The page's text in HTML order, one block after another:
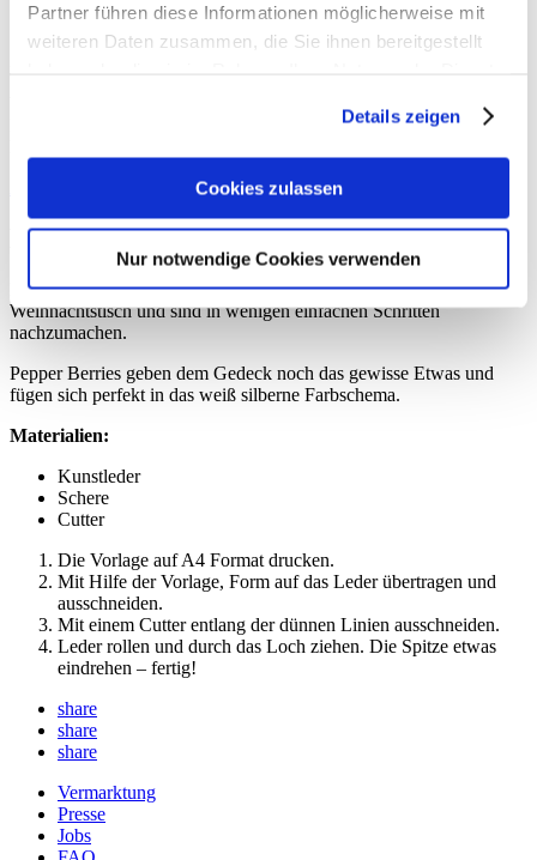
Partner führen diese Informationen möglicherweise mit
weiteren Daten zusammen, die Sie ihnen bereitgestellt
Details zeigen
Cookies zulassen
Nur notwendige Cookies verwenden
Ausgabe 01/2020
Verwendung von Cookies auf unserer Website zulassen. Weitere
Datenschutzerklärung. Alternativ
DIY »Serviettenringe aus Kunstleder«
Die Serviettenringe aus Kunstleder verschönern jeden
Weihnachtstisch und sind in wenigen einfachen Schritten
nachzumachen.
Pepper Berries geben dem Gedeck noch das gewisse Etwas und
fügen sich perfekt in das weiß silberne Farbschema.
Materialien:
Kunstleder
Schere
Cutter
Die Vorlage auf A4 Format drucken.
Mit Hilfe der Vorlage, Form auf das Leder übertragen und
ausschneiden.
Mit einem Cutter entlang der dünnen Linien ausschneiden.
Leder rollen und durch das Loch ziehen. Die Spitze etwas
eindrehen – fertig!
share
share
share
Vermarktung
Presse
Jobs